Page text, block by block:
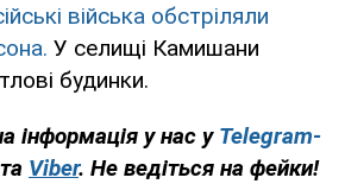
війська обстріляли
У селищі Камишани
будинки.
інформація у нас у Telegram-
Viber. Не ведіться на фейки!